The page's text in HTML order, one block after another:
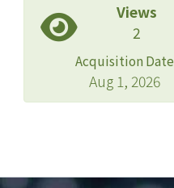
Views
2
Acquisition Date
Aug 1, 2026